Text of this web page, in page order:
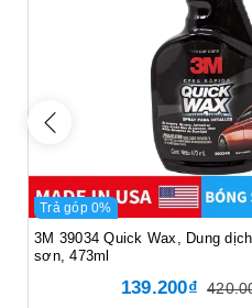
Trả góp 0%
3M 39034 Quick Wax, Dung
sơn, 473ml
139.200₫